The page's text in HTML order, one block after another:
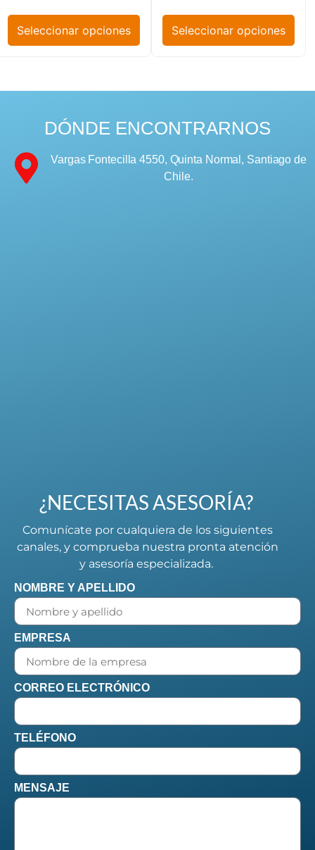
Seleccionar opciones Seleccionar opciones
DÓNDE ENCONTRARNOS
Vargas Fontecilla 4550, Quinta Normal, Santiago de
Chile.
¿NECESITAS ASESORÍA?
Comunícate por cualquiera de los siguientes
canales, y comprueba nuestra pronta atención
y asesoría especializada.
NOMBRE Y APELLIDO
EMPRESA
CORREO ELECTRÓNICO
TELÉFONO
MENSAJE